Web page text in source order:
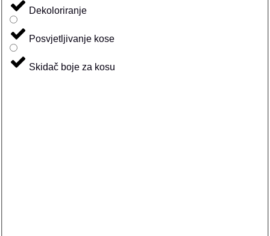
Dekoloriranje
Posvjetljivanje kose
Skidač boje za kosu